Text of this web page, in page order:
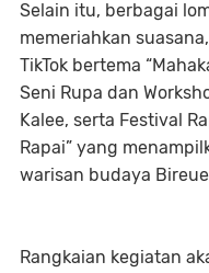
Selain itu, berbagai
memeriahkan
TikTok bertema
Seni Rupa dan
Kalee, serta Festival
Rapai” yang
warisan budaya
Rangkaian kegiatan